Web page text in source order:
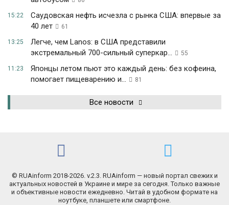
15:22
Саудовская нефть исчезла с рынка США: впервые за
40 лет
61
13:25
Легче, чем Lanos: в США представили
экстремальный 700-сильный суперкар...
55
11:23
Японцы летом пьют это каждый день: без кофеина,
помогает пищеварению и...
81
Все новости
© RUAinform 2018-2026. v.2.3. RUAinform — новый портал свежих и
актуальных новостей в Украине и мире за сегодня. Только важные
и объективные новости ежедневно. Читай в удобном формате на
ноутбуке, планшете или смартфоне.